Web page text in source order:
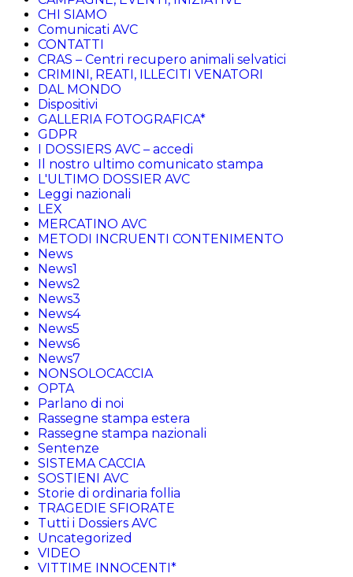
CHI SIAMO
Comunicati AVC
CONTATTI
CRAS – Centri recupero animali selvatici
CRIMINI, REATI, ILLECITI VENATORI
DAL MONDO
Dispositivi
GALLERIA FOTOGRAFICA*
GDPR
I DOSSIERS AVC – accedi
Il nostro ultimo comunicato stampa
L'ULTIMO DOSSIER AVC
Leggi nazionali
LEX
MERCATINO AVC
METODI INCRUENTI CONTENIMENTO
News
News1
News2
News3
News4
News5
News6
News7
NONSOLOCACCIA
OPTA
Parlano di noi
Rassegne stampa estera
Rassegne stampa nazionali
Sentenze
SISTEMA CACCIA
SOSTIENI AVC
Storie di ordinaria follia
TRAGEDIE SFIORATE
Tutti i Dossiers AVC
Uncategorized
VIDEO
VITTIME INNOCENTI*